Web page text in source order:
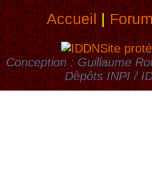
Accueil|
Site
Conception : Guillaume
Dèpôts INPI /